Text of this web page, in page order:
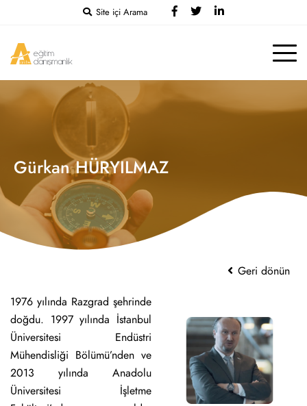
Site içi Arama
Gürkan HÜRYILMAZ
Geri dönün
1976 yılında Razgrad şehrinde
doğdu. 1997 yılında İstanbul
Üniversitesi Endüstri
Mühendisliği Bölümü’nden ve
2013 yılında Anadolu
Üniversitesi İşletme